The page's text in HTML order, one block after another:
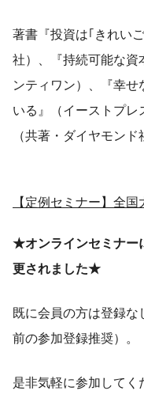
著書『投資は｢きれい
社）、『持続可能な
ンティワン）、『幸
いる』（イーストプレ
（共著・ダイヤモンド
【定例セミナー】全
★オンラインセミナー
更されました★
既に会員の方は登録
前の参加登録推奨）。
是非気軽に参加してく